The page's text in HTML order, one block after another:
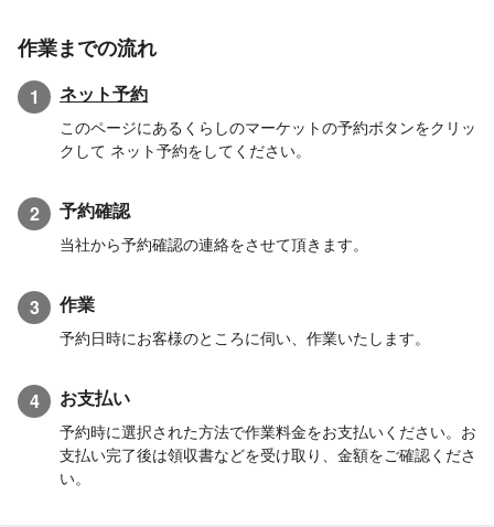
作業までの流れ
1 ネット予約
このページにあるくらしのマーケットの予約ボタンをクリッ
クして ネット予約をしてください。
2 予約確認
当社から予約確認の連絡をさせて頂きます。
3 作業
予約日時にお客様のところに伺い、作業いたします。
4 お支払い
予約時に選択された方法で作業料金をお支払いください。お
支払い完了後は領収書などを受け取り、金額をご確認くださ
い。